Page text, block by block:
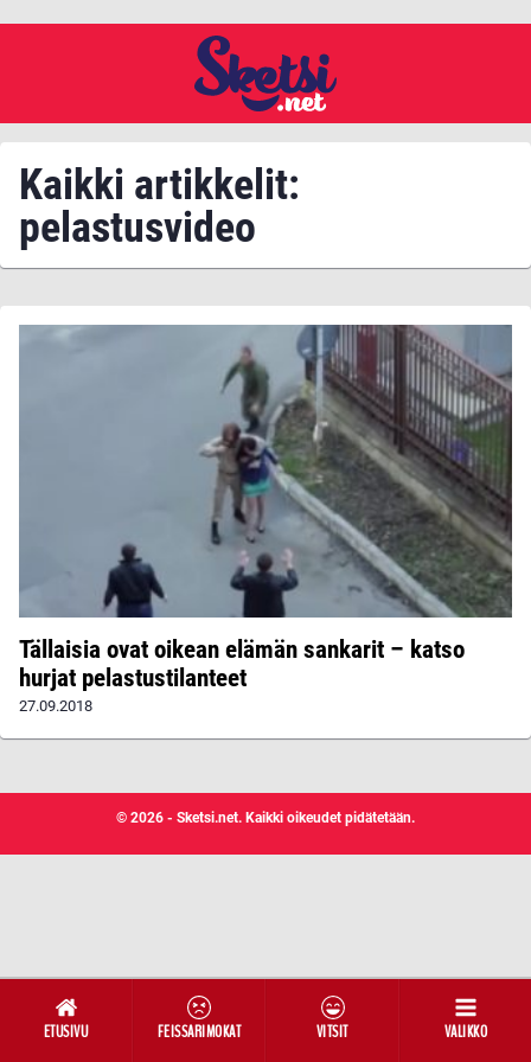
ETUSIVU FEISSARIMOKAT VITSIT VALIKKO
Kaikki artikkelit:
pelastusvideo
Tällaisia ovat oikean elämän sankarit – katso
hurjat pelastustilanteet
27.09.2018
© 2026 - Sketsi.net. Kaikki oikeudet pidätetään.